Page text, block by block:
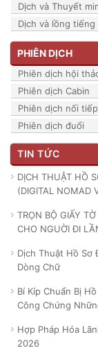
Dịch và Thuyết
Dịch và lồng tiếng
PHIÊN DỊCH
Phiên dịch hội
Phiên dịch Cabin
Phiên dịch nối tiếp
Phiên dịch đuổi
TIN TỨC
DỊCH THUẬT HỒ
(DIGITAL NOMAD
TRỌN BỘ GIẤY
CHO NGUỜI ĐI
Dịch Thuật Hồ Sơ
Dòng Chữ
Bí Kíp Chuẩn Bị
Công Chứng
Hợp Pháp Hóa
2026